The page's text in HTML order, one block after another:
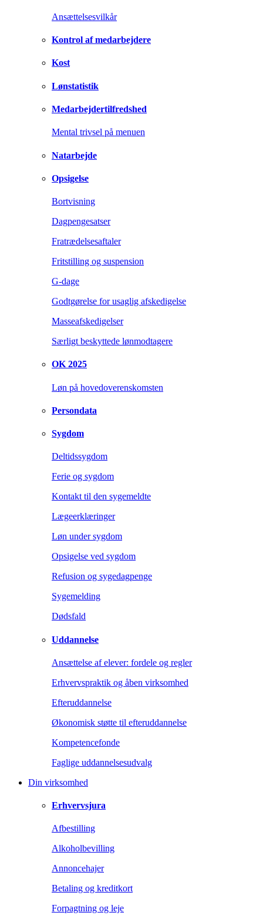
Ansættelsesvilkår
Kontrol af medarbejdere
Kost
Lønstatistik
Medarbejdertilfredshed
Mental trivsel på menuen
Natarbejde
Opsigelse
Bortvisning
Dagpengesatser
Fratrædelsesaftaler
Fritstilling og suspension
G-dage
Godtgørelse for usaglig afskedigelse
Masseafskedigelser
Særligt beskyttede lønmodtagere
OK 2025
Løn på hovedoverenskomsten
Persondata
Sygdom
Deltidssygdom
Ferie og sygdom
Kontakt til den sygemeldte
Lægeerklæringer
Løn under sygdom
Opsigelse ved sygdom
Refusion og sygedagpenge
Sygemelding
Dødsfald
Uddannelse
Ansættelse af elever: fordele og regler
Erhvervspraktik og åben virksomhed
Efteruddannelse
Økonomisk støtte til efteruddannelse
Kompetencefonde
Faglige uddannelsesudvalg
Din virksomhed
Erhvervsjura
Afbestilling
Alkoholbevilling
Annoncehajer
Betaling og kreditkort
Forpagtning og leje